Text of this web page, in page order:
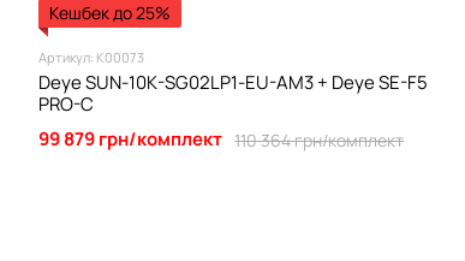
Кешбек до 25%
Артикул: К00073
Deye SUN-10K-SG02LP1-EU-AM3 + Deye SE-F5
PRO-C
110 364 грн/комплект
99 879 грн/комплект